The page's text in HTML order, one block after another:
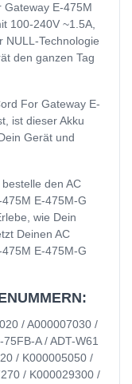
Gateway E-475M
100-240V ~1.5A,
NULL-Technologie
den ganzen Tag
For Gateway E-
ist dieser Akku
Gerät und
den AC
E-475M-G
wie Dein
Deinen AC
E-475M-G
/ A000007030 /
A / ADT-W61
/ K000005050 /
/ K000029300 /